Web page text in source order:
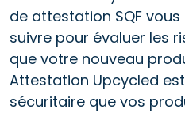
de attestation SQF
suivre pour évaluer les
que votre nouveau
Attestation Upcycled
sécuritaire que vos